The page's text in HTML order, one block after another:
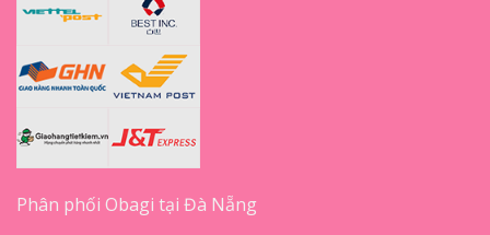
Phân phối Obagi tại Đà Nẵng